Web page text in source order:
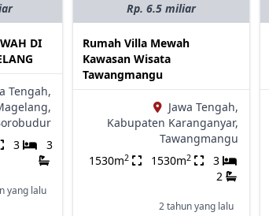
DI
Tengah,
3 3
yang lalu
Rp. 6.5 miliar
Rumah Villa Mewah
Kawasan Wisata
Tawangmangu
Jawa Tengah,
Kabupaten Karanganyar,
Tawangmangu
1530m2 1530m2
3
2
2 tahun yang lalu